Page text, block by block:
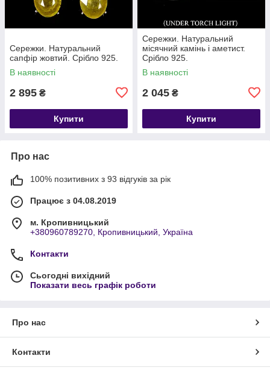
Сережки. Натуральний
сапфір жовтий. Срібло 925.
В наявності
2 895 ₴
Купити
Сережки. Натуральний
місячний камінь і аметист.
Срібло 925.
В наявності
2 045 ₴
Купити
Про нас
100% позитивних з 93 відгуків за рік
Працює з 04.08.2019
м. Кропивницький
+380960789270, Кропивницький, Україна
Контакти
Сьогодні вихідний
Показати весь графік роботи
Про нас
Контакти